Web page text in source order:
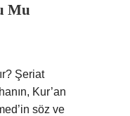
Mu
Şeriat
söz ve